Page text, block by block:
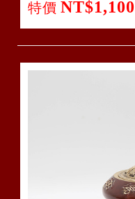
特價 NT$1,100